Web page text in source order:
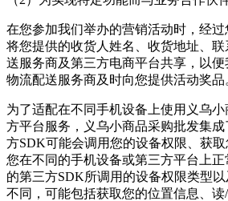
在您参加我们举办的营销活动时，经
将您提供的收货人姓名、收货地址、
送服务商及第三方电商平台共享，以
物流配送服务商及时向您提供活动奖品
为了适配在不同手机设备上使用 义乌
方平台服务， 义乌小商品采购批发集成
方SDK可能会调用您的设备权限、获
您在不同的手机设备或第三方平台上
的第三方SDK所调用的设备权限类型
不同，可能包括获取您的位置信息、读